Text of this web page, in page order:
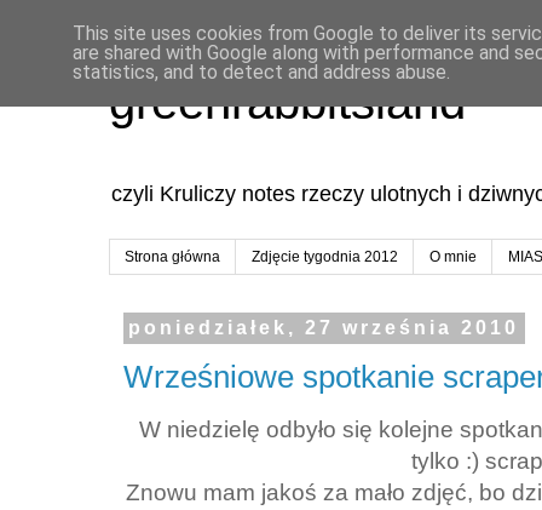
greenrabbitsland
czyli Kruliczy notes rzeczy ulotnych i
Strona główna Zdjęcie tygodnia 2012 O mnie
poniedziałek, 27 września 2010
Wrześniowe spotkanie
W niedzielę odbyło się kolejne
tylko :)
Znowu mam jakoś za mało zdjęć, bo
This site uses cookies from Google to deliver its
are shared with Google along with performance and
statistics, and to detect and address abuse.